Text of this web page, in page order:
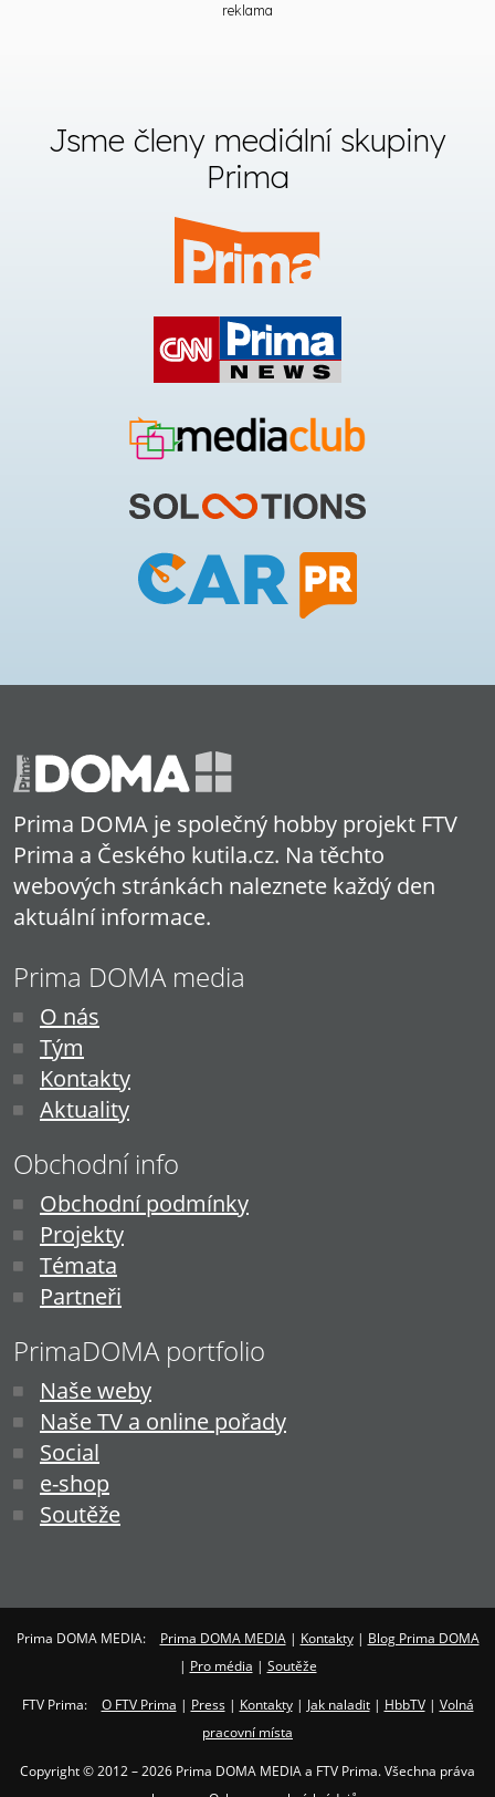
reklama
Jsme členy mediální skupiny
Prima
Prima DOMA je společný hobby projekt FTV
Prima a Českého kutila.cz. Na těchto
webových stránkách naleznete každý den
aktuální informace.
Prima DOMA media
O nás
Tým
Kontakty
Aktuality
Obchodní info
Obchodní podmínky
Projekty
Témata
Partneři
PrimaDOMA portfolio
Naše weby
Naše TV a online pořady
Social
e-shop
Soutěže
Prima DOMA MEDIA: Prima DOMA MEDIA| Kontakty| Blog Prima DOMA
| Pro média | Soutěže
FTV Prima: O FTV Prima | Press| Kontakty| Jak naladit| HbbTV| Volná
pracovní místa
Copyright © 2012 – 2026 Prima DOMA MEDIA a FTV Prima. Všechna práva